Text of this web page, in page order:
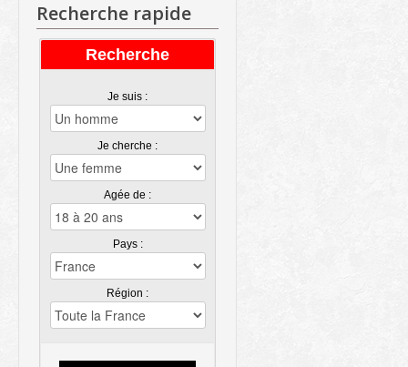
Recherche rapide
Recherche
Je suis :
Je cherche :
Agée de :
Pays :
Région :